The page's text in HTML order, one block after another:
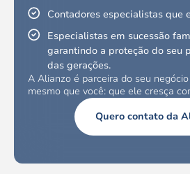
Contadores especialistas que
Especialistas em sucessão
garantindo a proteção do seu
das gerações.
A Alianzo é parceira do seu
mesmo que você: que ele cresça
Quero contato da